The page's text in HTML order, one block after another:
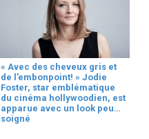
« Avec des cheveux gris et
de l’embonpoint! » Jodie
Foster, star emblématique
du cinéma hollywoodien, est
apparue avec un look peu
soigné